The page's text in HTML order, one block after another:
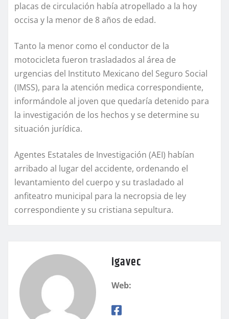
placas de circulación había atropellado a la hoy
occisa y la menor de 8 años de edad.
Tanto la menor como el conductor de la
motocicleta fueron trasladados al área de
urgencias del Instituto Mexicano del Seguro Social
(IMSS), para la atención medica correspondiente,
informándole al joven que quedaría detenido para
la investigación de los hechos y se determine su
situación jurídica.
Agentes Estatales de Investigación (AEI) habían
arribado al lugar del accidente, ordenando el
levantamiento del cuerpo y su trasladado al
anfiteatro municipal para la necropsia de ley
correspondiente y su cristiana sepultura.
igavec
Web: